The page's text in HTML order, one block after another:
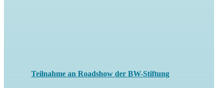
Teilnahme an Roadshow der BW-Stiftung